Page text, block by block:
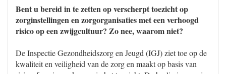
Bent u bereid in te zetten op verscherpt toezicht op
zorginstellingen en zorgorganisaties met een verhoogd
risico op een zwijgcultuur? Zo nee, waarom niet?
De Inspectie Gezondheidszorg en Jeugd (IGJ) ziet toe op de
kwaliteit en veiligheid van de zorg en maakt op basis van